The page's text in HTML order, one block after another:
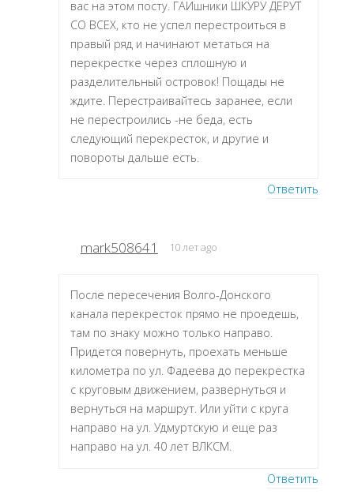
вас на этом посту. ГАИшники ШКУРУ ДЕРУТ
СО ВСЕХ, кто не успел перестроиться в
правый ряд и начинают метаться на
перекрестке через сплошную и
разделительный островок! Пощады не
ждите. Перестраивайтесь заранее, если
не перестроились -не беда, есть
следующий перекресток, и другие и
повороты дальше есть.
Ответить
mark508641 10 лет ago
После пересечения Волго-Донского
канала перекресток прямо не проедешь,
там по знаку можно только направо.
Придется повернуть, проехать меньше
километра по ул. Фадеева до перекрестка
с круговым движением, развернуться и
вернуться на маршрут. Или уйти с круга
направо на ул. Удмуртскую и еще раз
направо на ул. 40 лет ВЛКСМ.
Ответить